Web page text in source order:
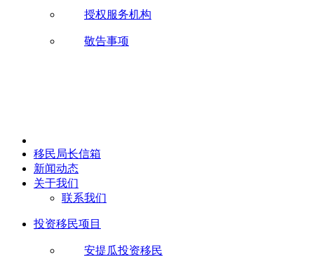
授权服务机构
敬告事项
移民局长信箱
新闻动态
关于我们
联系我们
投资移民项目
安提瓜投资移民